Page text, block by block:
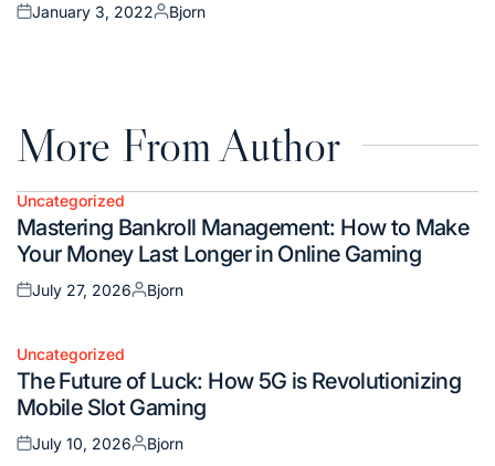
Posted
January 3, 2022
Posted
Bjorn
More From Author
Posted
in
Uncategorized
Mastering Bankroll Management: How to Make
Your Money Last Longer in Online Gaming
Posted
July 27, 2026
Posted
Bjorn
Posted
in
Uncategorized
The Future of Luck: How 5G is Revolutionizing
Mobile Slot Gaming
Posted
July 10, 2026
Posted
Bjorn